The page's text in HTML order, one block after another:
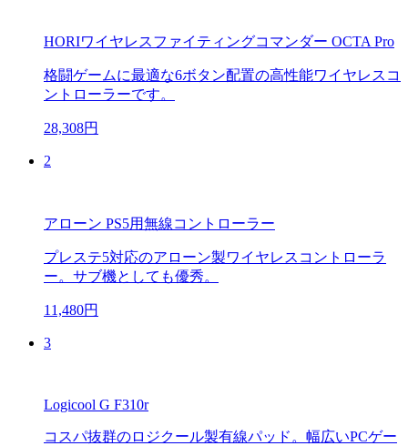
HORIワイヤレスファイティングコマンダー OCTA Pro
格闘ゲームに最適な6ボタン配置の高性能ワイヤレスコ
ントローラーです。
28,308円
2
アローン PS5用無線コントローラー
プレステ5対応のアローン製ワイヤレスコントローラ
ー。サブ機としても優秀。
11,480円
3
Logicool G F310r
コスパ抜群のロジクール製有線パッド。幅広いPCゲー